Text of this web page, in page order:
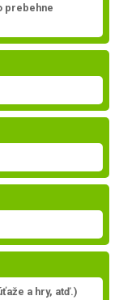
prebehne
a hry, atď.)